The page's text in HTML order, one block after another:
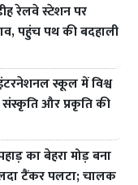
रेलवे स्टेशन पर
पहुंच पथ की बदहाली
स्कूल में विश्व
और प्रकृति की
का बेहरा मोड़ बना
टैंकर पलटा; चालक